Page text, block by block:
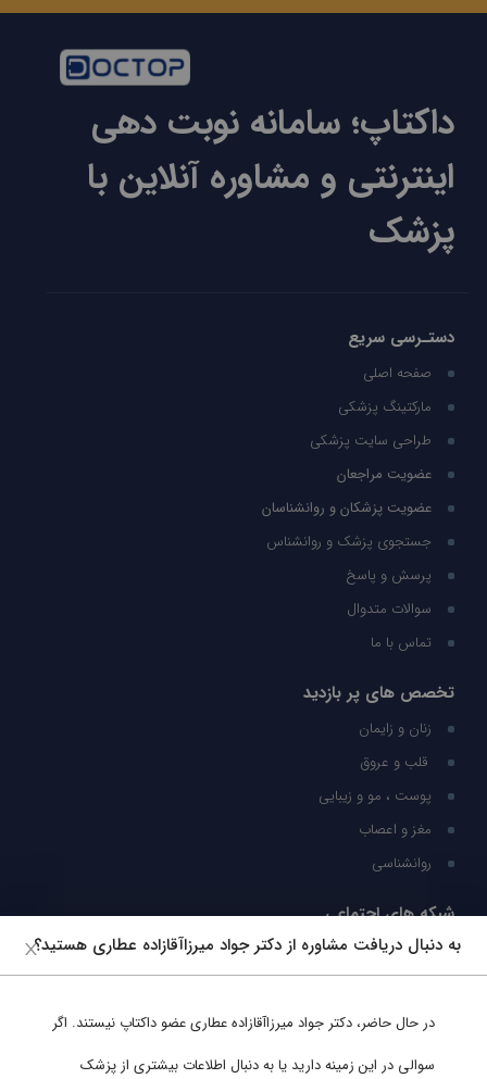
داکتاپ؛ سامانه نوبت دهی
اینترنتی و مشاوره آنلاین با
پزشک
دستـرسی سریع
صفحه اصلی
مارکتینگ پزشکی
طراحی سایت پزشکی
عضویت مراجعان
عضویت پزشکان و روانشناسان
جستجوی پزشک و روانشناس
پرسش و پاسخ
سوالات متدوال
تماس با ما
تخصص های پر بازدید
زنان و زایمان
قلب و عروق
پوست ، مو و زیبایی
مغز و اعصاب
روانشناسی
شبکه های اجتماعی
ما را در شبکه های اجتماعی دنبال کنید
به دنبال دریافت مشاوره از دکتر جواد میرزاآقازاده عطاری هستید؟
در حال حاضر، دکتر جواد میرزاآقازاده عطاریعضو داکتاپ نیستند. اگر
سوالی در این زمینه دارید یا به دنبال اطلاعات بیشتری از پزشک